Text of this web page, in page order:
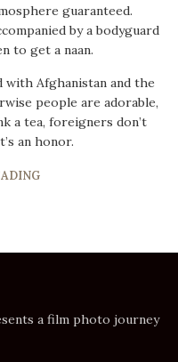
guaranteed.
by a bodyguard
to get a naan.
Afghanistan and the
people are adorable,
a tea, foreigners don’t
an honor.
a film photo journey